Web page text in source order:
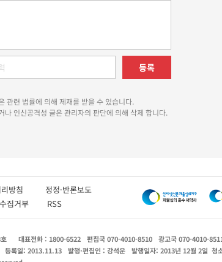
등록
관련 법률에 의해 제재를 받을 수 있습니다.
인신공격성 글은 관리자의 판단에 의해 삭제 합니다.
리방침 정정·반론보도
집거부 RSS
대표전화 : 1800-6522 편집국 070-4010-8510
광고국 070-4010-
등록일: 2013.11.13 발행·편집인 : 강석운 발행일자: 2013년 12월 2일 청